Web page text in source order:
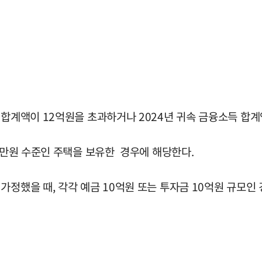
계액이 12억원을 초과하거나 2024년 귀속 금융소득 합
수준인 주택을 보유한 경우에 해당한다.
정했을 때, 각각 예금 10억원 또는 투자금 10억원 규모인